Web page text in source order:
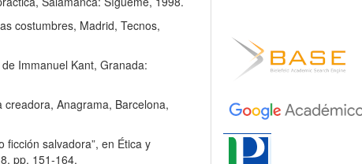
costumbres, Madrid, Tecnos,
Immanuel Kant, Granada:
creadora, Anagrama, Barcelona,
ficción salvadora”, en Ética y
pp. 151-164.